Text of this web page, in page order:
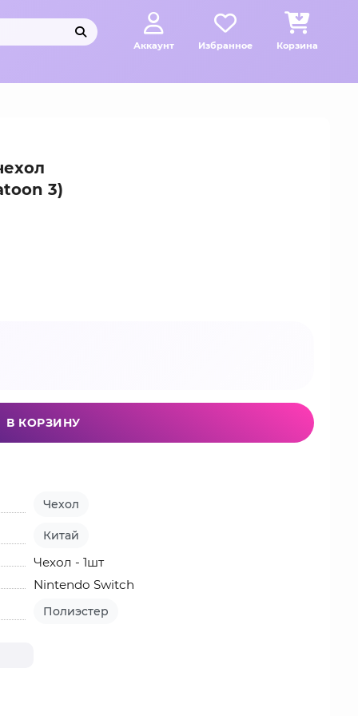
Аккаунт Избранное Корзина
3)
В КОРЗИНУ
Чехол
Китай
Чехол - 1шт
Nintendo Switch
Полиэстер